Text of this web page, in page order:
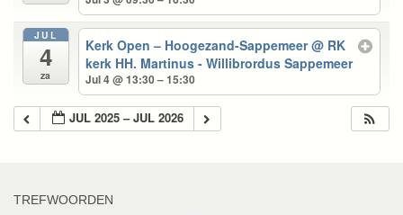
JUL
4
za
Kerk Open – Hoogezand-Sappemeer@ RK
kerk HH. Martinus - Willibrordus Sappemeer
Jul 4 @ 13:30 – 15:30
JUL 2025 – JUL 2026
TREFWOORDEN